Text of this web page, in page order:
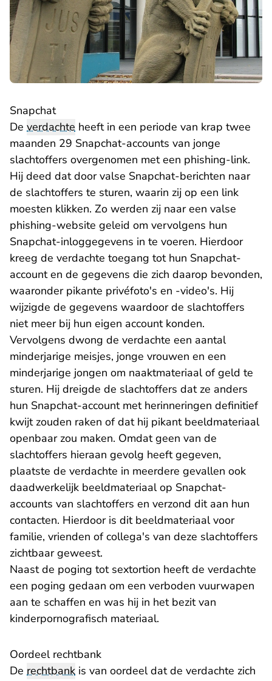
Snapchat
De verdachte heeft in een periode van krap twee
maanden 29 Snapchat-accounts van jonge
slachtoffers overgenomen met een phishing-link.
Hij deed dat door valse Snapchat-berichten naar
de slachtoffers te sturen, waarin zij op een link
moesten klikken. Zo werden zij naar een valse
phishing-website geleid om vervolgens hun
Snapchat-inloggegevens in te voeren. Hierdoor
kreeg de verdachte toegang tot hun Snapchat-
account en de gegevens die zich daarop bevonden,
waaronder pikante privéfoto's en -video's. Hij
wijzigde de gegevens waardoor de slachtoffers
niet meer bij hun eigen account konden.
Vervolgens dwong de verdachte een aantal
minderjarige meisjes, jonge vrouwen en een
minderjarige jongen om naaktmateriaal of geld te
sturen. Hij dreigde de slachtoffers dat ze anders
hun Snapchat-account met herinneringen definitief
kwijt zouden raken of dat hij pikant beeldmateriaal
openbaar zou maken. Omdat geen van de
slachtoffers hieraan gevolg heeft gegeven,
plaatste de verdachte in meerdere gevallen ook
daadwerkelijk beeldmateriaal op Snapchat-
accounts van slachtoffers en verzond dit aan hun
contacten. Hierdoor is dit beeldmateriaal voor
familie, vrienden of collega's van deze slachtoffers
zichtbaar geweest.
Naast de poging tot sextortion heeft de verdachte
een poging gedaan om een verboden vuurwapen
aan te schaffen en was hij in het bezit van
kinderpornografisch materiaal.
Oordeel rechtbank
De rechtbank is van oordeel dat de verdachte zich